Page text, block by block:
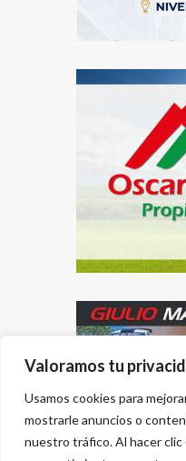
Valoramos tu
Usamos cookies para
mostrarle anuncios o
nuestro tráfico. Al hacer clic